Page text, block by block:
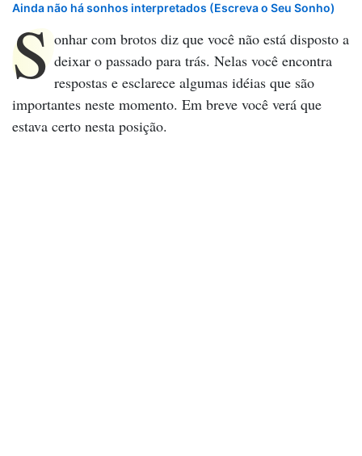
Ainda não há sonhos interpretados (Escreva o Seu Sonho)
S onhar com brotos diz que você não está disposto a
deixar o passado para trás. Nelas você encontra
respostas e esclarece algumas idéias que são
importantes neste momento. Em breve você verá que
estava certo nesta posição.